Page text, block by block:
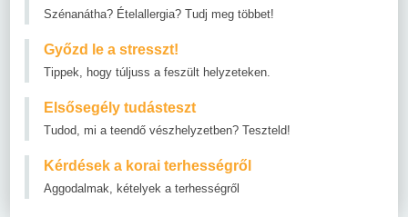
Szénanátha? Ételallergia? Tudj meg többet!
Győzd le a stresszt!
Tippek, hogy túljuss a feszült helyzeteken.
Elsősegély tudásteszt
Tudod, mi a teendő vészhelyzetben? Teszteld!
Kérdések a korai terhességről
Aggodalmak, kételyek a terhességről